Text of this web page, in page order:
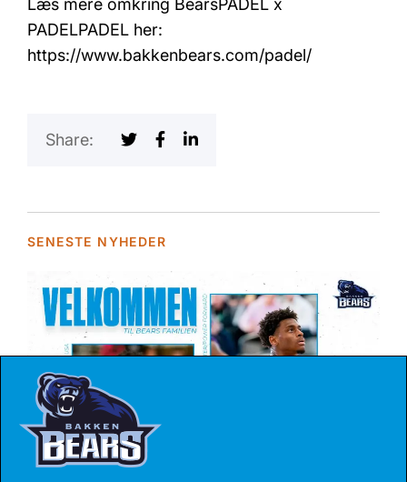
Læs mere omkring BearsPADEL x
PADELPADEL her:
https://www.bakkenbears.com/padel/
Share:
SENESTE NYHEDER